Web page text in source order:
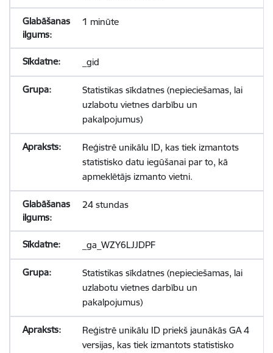
1 minūte
_gid
Statistikas sīkdatnes (nepieciešamas, lai
uzlabotu vietnes darbību un
pakalpojumus)
Reģistrē unikālu ID, kas tiek izmantots
statistisko datu iegūšanai par to, kā
apmeklētājs izmanto vietni.
24 stundas
_ga_WZY6LJJDPF
Statistikas sīkdatnes (nepieciešamas, lai
uzlabotu vietnes darbību un
pakalpojumus)
Reģistrē unikālu ID priekš jaunākās GA 4
versijas, kas tiek izmantots statistisko